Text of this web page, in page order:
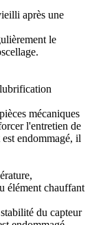
après une
le
lubrification
mécaniques
l'entretien de
endommagé, il
élément chauffant
du capteur